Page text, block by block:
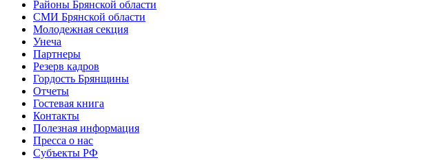
Районы Брянской области
СМИ Брянской области
Молодежная секция
Унеча
Партнеры
Резерв кадров
Гордость Брянщины
Отчеты
Гостевая книга
Контакты
Полезная информация
Пресса о нас
Субъекты РФ